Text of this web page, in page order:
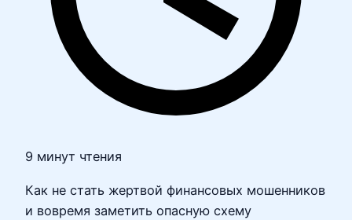
9 минут чтения
Как не стать жертвой финансовых мошенников
и вовремя заметить опасную схему